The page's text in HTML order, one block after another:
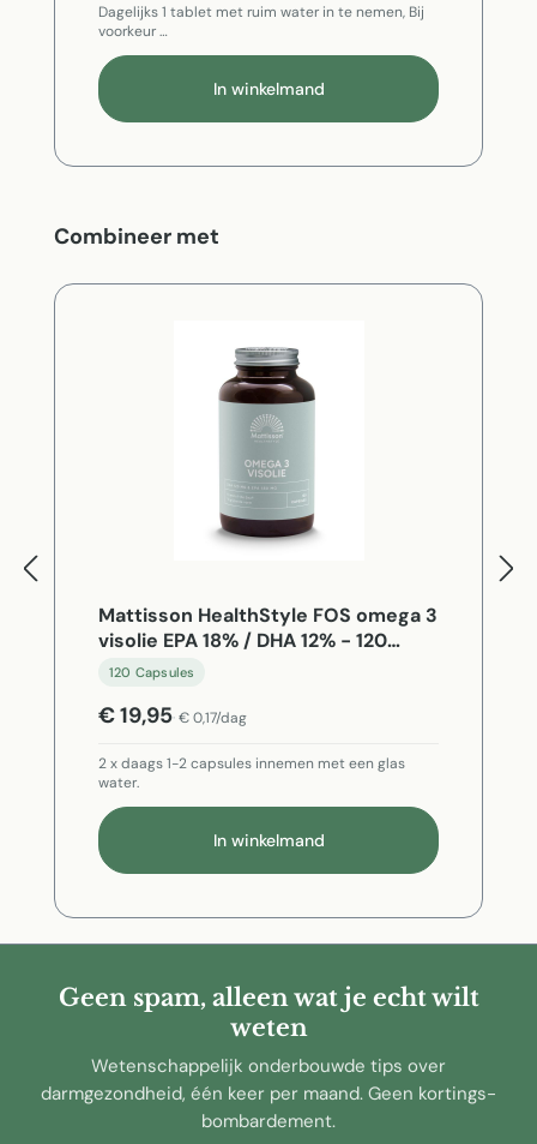
Dagelijks 1 tablet met ruim water in te nemen, Bij
voorkeur …
In winkelmand
Productgalerij overslaan
Combineer met
Mattisson HealthStyle FOS omega 3
visolie EPA 18% / DHA 12% - 120
Capsules
120 Capsules
€ 19,95 € 0,17/dag
2 x daags 1-2 capsules innemen met een glas
water.
In winkelmand
Geen spam, alleen wat je echt wilt
weten
Wetenschappelijk onderbouwde tips over
darmgezondheid, één keer per maand. Geen kortings-
bombardement.